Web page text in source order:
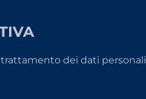
dei dati personali